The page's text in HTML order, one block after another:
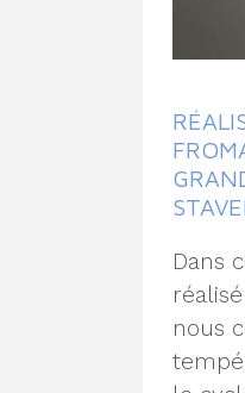
Dans
nous